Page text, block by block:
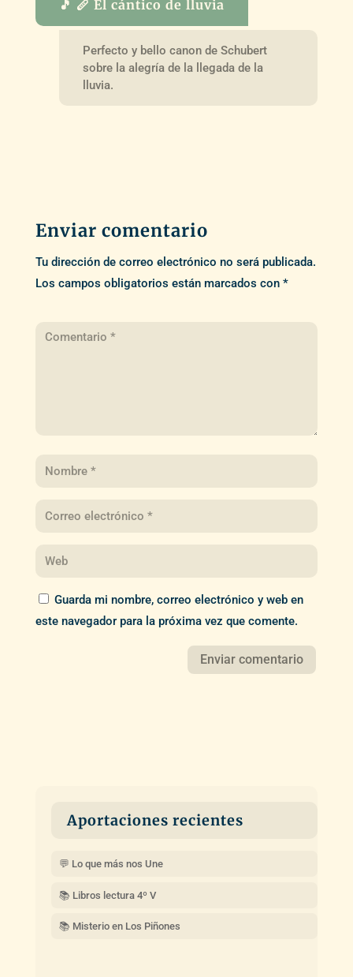
🎵 🪈 El cántico de lluvia
Perfecto y bello canon de Schubert
sobre la alegría de la llegada de la
lluvia.
Enviar comentario
Tu dirección de correo electrónico no será publicada.
Los campos obligatorios están marcados con *
Guarda mi nombre, correo electrónico y web en
este navegador para la próxima vez que comente.
Aportaciones recientes
💬 Lo que más nos Une
📚 Libros lectura 4º V
📚 Misterio en Los Piñones